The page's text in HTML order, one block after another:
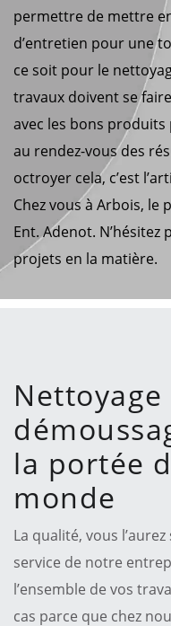
permettre de mettre
d’entretien pour une
ce soit pour le
travaux doivent se
avec les bons produits
au rendez-vous des
octroyer cela, c’est
Chez vous à Arbois,
Ent. Adenot.
projets en la matière.
Nettoyage
la portée
monde
La qualité, vous
service de notre
l’ensemble de vos
cas parce que chez